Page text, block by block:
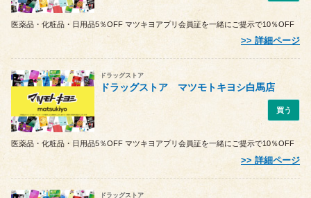
医薬品・化粧品・日用品5％OFF マツキヨアプリ会員証を一緒にご提示で10％OFF
詳細ページ
ドラッグストア
ドラッグストア マツモトキヨシ白馬店
買う
医薬品・化粧品・日用品5％OFF マツキヨアプリ会員証を一緒にご提示で10％OFF
詳細ページ
ドラッグストア